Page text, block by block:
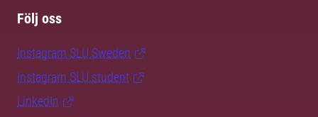
Följ oss
Instagram SLU.Sweden
Instagram SLU.student
LinkedIn